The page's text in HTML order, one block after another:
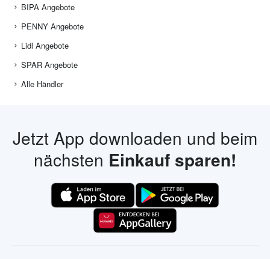
BIPA Angebote
PENNY Angebote
Lidl Angebote
SPAR Angebote
Alle Händler
Jetzt App downloaden und beim
nächsten Einkauf sparen!